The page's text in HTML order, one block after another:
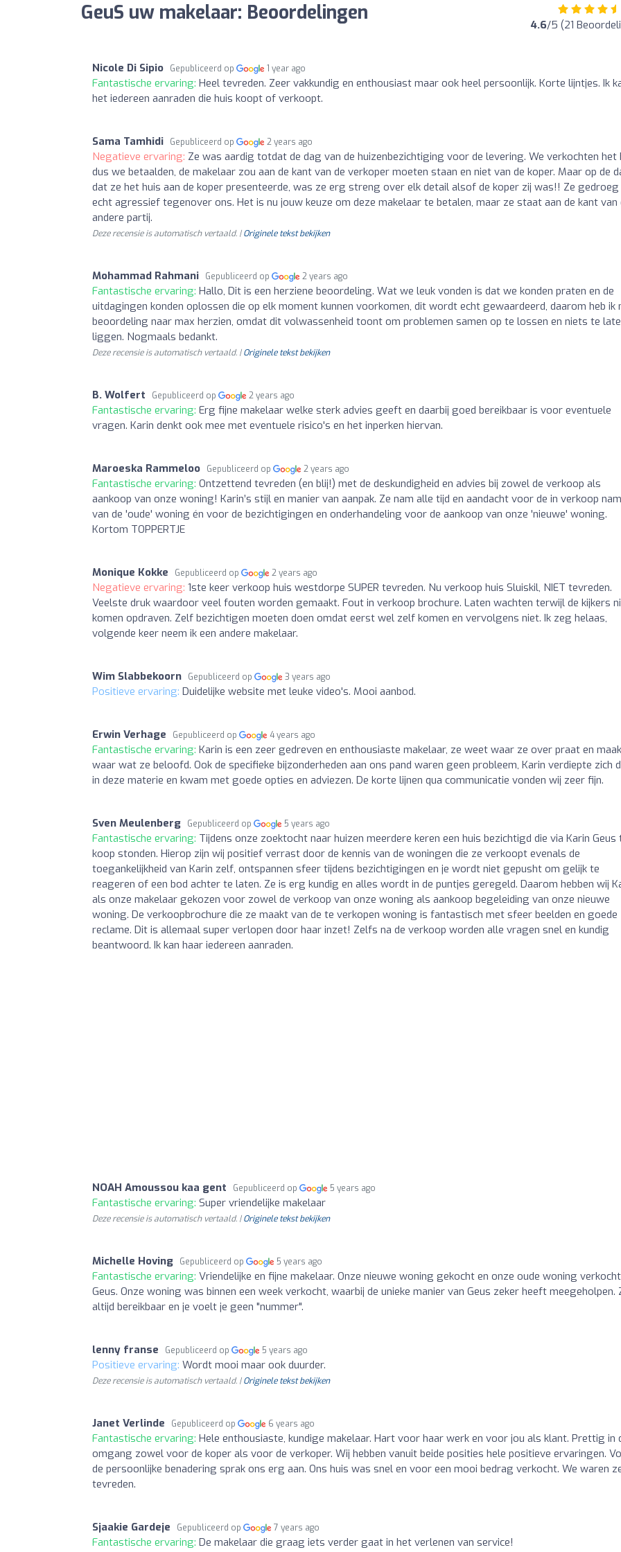
GeuS uw makelaar: Beoordelingen 4.6/5 (21
Nicole Di Sipio Gepubliceerd op 1 year ago
Fantastische ervaring: Heel tevreden. Zeer vakkundig en enthousiast maar ook heel persoonlijk. Korte lijntjes. Ik
het iedereen aanraden die huis koopt of verkoopt.
Sama Tamhidi Gepubliceerd op 2 years ago
Negatieve ervaring: Ze was aardig totdat de dag van de huizenbezichtiging voor de levering. We verkochten het
dus we betaalden, de makelaar zou aan de kant van de verkoper moeten staan en niet van de koper. Maar op de
dat ze het huis aan de koper presenteerde, was ze erg streng over elk detail alsof de koper zij was!! Ze gedroeg
echt agressief tegenover ons. Het is nu jouw keuze om deze makelaar te betalen, maar ze staat aan de kant van
andere partij.
Deze recensie is automatisch vertaald. |Originele tekst bekijken
Mohammad Rahmani Gepubliceerd op 2 years ago
Fantastische ervaring: Hallo, Dit is een herziene beoordeling. Wat we leuk vonden is dat we konden praten en de
uitdagingen konden oplossen die op elk moment kunnen voorkomen, dit wordt echt gewaardeerd, daarom heb ik
beoordeling naar max herzien, omdat dit volwassenheid toont om problemen samen op te lossen en niets te
liggen. Nogmaals bedankt.
Deze recensie is automatisch vertaald. |Originele tekst bekijken
B. Wolfert Gepubliceerd op 2 years ago
Fantastische ervaring: Erg fijne makelaar welke sterk advies geeft en daarbij goed bereikbaar is voor eventuele
vragen. Karin denkt ook mee met eventuele risico's en het inperken hiervan.
Maroeska Rammeloo Gepubliceerd op 2 years ago
Fantastische ervaring: Ontzettend tevreden (en blij!) met de deskundigheid en advies bij zowel de verkoop als
aankoop van onze woning! Karin’s stijl en manier van aanpak. Ze nam alle tijd en aandacht voor de in verkoop
van de 'oude' woning én voor de bezichtigingen en onderhandeling voor de aankoop van onze 'nieuwe' woning.
Kortom TOPPERTJE
Monique Kokke Gepubliceerd op 2 years ago
Negatieve ervaring: 1ste keer verkoop huis westdorpe SUPER tevreden. Nu verkoop huis Sluiskil, NIET tevreden.
Veelste druk waardoor veel fouten worden gemaakt. Fout in verkoop brochure. Laten wachten terwijl de kijkers
komen opdraven. Zelf bezichtigen moeten doen omdat eerst wel zelf komen en vervolgens niet. Ik zeg helaas,
volgende keer neem ik een andere makelaar.
Wim Slabbekoorn Gepubliceerd op 3 years ago
Positieve ervaring: Duidelijke website met leuke video's. Mooi aanbod.
Erwin Verhage Gepubliceerd op 4 years ago
Fantastische ervaring: Karin is een zeer gedreven en enthousiaste makelaar, ze weet waar ze over praat en
waar wat ze beloofd. Ook de specifieke bijzonderheden aan ons pand waren geen probleem, Karin verdiepte zich
in deze materie en kwam met goede opties en adviezen. De korte lijnen qua communicatie vonden wij zeer fijn.
Sven Meulenberg Gepubliceerd op 5 years ago
Fantastische ervaring: Tijdens onze zoektocht naar huizen meerdere keren een huis bezichtigd die via Karin Geus
koop stonden. Hierop zijn wij positief verrast door de kennis van de woningen die ze verkoopt evenals de
toegankelijkheid van Karin zelf, ontspannen sfeer tijdens bezichtigingen en je wordt niet gepusht om gelijk te
reageren of een bod achter te laten. Ze is erg kundig en alles wordt in de puntjes geregeld. Daarom hebben wij
als onze makelaar gekozen voor zowel de verkoop van onze woning als aankoop begeleiding van onze nieuwe
woning. De verkoopbrochure die ze maakt van de te verkopen woning is fantastisch met sfeer beelden en goede
reclame. Dit is allemaal super verlopen door haar inzet! Zelfs na de verkoop worden alle vragen snel en kundig
beantwoord. Ik kan haar iedereen aanraden.
NOAH Amoussou kaa gent Gepubliceerd op 5 years ago
Fantastische ervaring: Super vriendelijke makelaar
Deze recensie is automatisch vertaald. |Originele tekst bekijken
Michelle Hoving Gepubliceerd op 5 years ago
Fantastische ervaring: Vriendelijke en fijne makelaar. Onze nieuwe woning gekocht en onze oude woning
Geus. Onze woning was binnen een week verkocht, waarbij de unieke manier van Geus zeker heeft meegeholpen.
altijd bereikbaar en je voelt je geen "nummer".
lenny franse Gepubliceerd op 5 years ago
Positieve ervaring: Wordt mooi maar ook duurder.
Deze recensie is automatisch vertaald. |Originele tekst bekijken
Janet Verlinde Gepubliceerd op 6 years ago
Fantastische ervaring: Hele enthousiaste, kundige makelaar. Hart voor haar werk en voor jou als klant. Prettig in
omgang zowel voor de koper als voor de verkoper. Wij hebben vanuit beide posities hele positieve ervaringen.
de persoonlijke benadering sprak ons erg aan. Ons huis was snel en voor een mooi bedrag verkocht. We waren
tevreden.
Sjaakie Gardeje Gepubliceerd op 7 years ago
Fantastische ervaring: De makelaar die graag iets verder gaat in het verlenen van service!